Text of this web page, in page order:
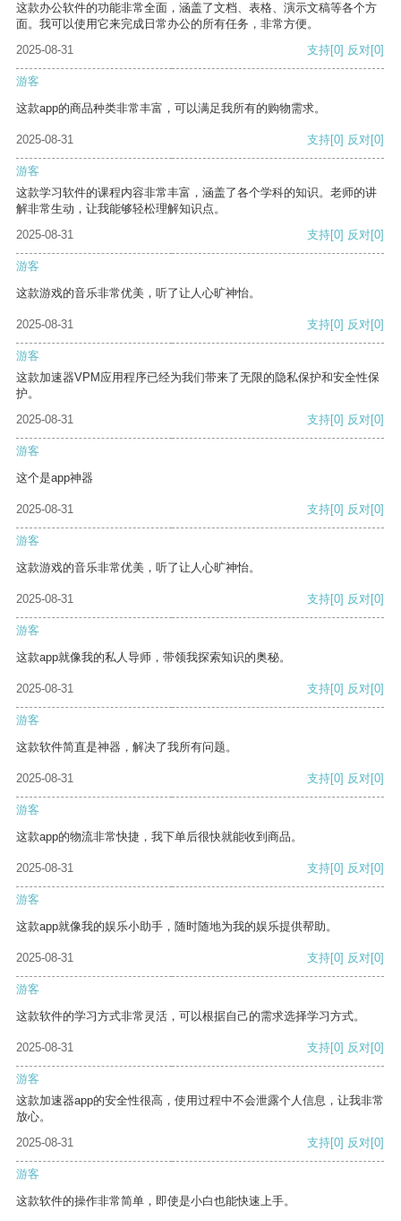
这款办公软件的功能非常全面，涵盖了文档、表格、演示文稿等各个方
面。我可以使用它来完成日常办公的所有任务，非常方便。
2025-08-31
支持[0] 反对[0]
游客
这款app的商品种类非常丰富，可以满足我所有的购物需求。
2025-08-31 支持[0] 反对[0]
游客
这款学习软件的课程内容非常丰富，涵盖了各个学科的知识。老师的讲
解非常生动，让我能够轻松理解知识点。
2025-08-31
支持[0] 反对[0]
游客
这款游戏的音乐非常优美，听了让人心旷神怡。
2025-08-31 支持[0] 反对[0]
游客
这款加速器VPM应用程序已经为我们带来了无限的隐私保护和安全性保
护。
2025-08-31
支持[0] 反对[0]
游客
这个是app神器
2025-08-31 支持[0] 反对[0]
游客
这款游戏的音乐非常优美，听了让人心旷神怡。
2025-08-31 支持[0] 反对[0]
游客
这款app就像我的私人导师，带领我探索知识的奥秘。
2025-08-31 支持[0] 反对[0]
游客
这款软件简直是神器，解决了我所有问题。
2025-08-31 支持[0] 反对[0]
游客
这款app的物流非常快捷，我下单后很快就能收到商品。
2025-08-31 支持[0] 反对[0]
游客
这款app就像我的娱乐小助手，随时随地为我的娱乐提供帮助。
2025-08-31 支持[0] 反对[0]
游客
这款软件的学习方式非常灵活，可以根据自己的需求选择学习方式。
2025-08-31 支持[0] 反对[0]
游客
这款加速器app的安全性很高，使用过程中不会泄露个人信息，让我非常
放心。
2025-08-31
支持[0] 反对[0]
游客
这款软件的操作非常简单，即使是小白也能快速上手。